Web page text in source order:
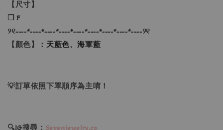
【尺寸】
❐ F
୨୧----*----*----*----*----*----*----*----*----୨୧
【顏色】： 天藍色、海軍藍
💡訂單依照下單順序為主唷！
🔍IG搜尋： Sevenjewelry.co